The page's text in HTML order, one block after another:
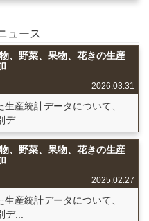
ュース
、野菜、果物、花きの生産
2026.03.31
産統計データについて、
...
、野菜、果物、花きの生産
2025.02.27
産統計データについて、
...